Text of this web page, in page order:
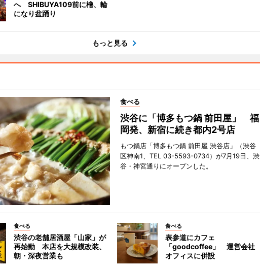
へ SHIBUYA109前に櫓、輪
になり盆踊り
もっと見る
食べる
渋谷に「博多もつ鍋 前田屋」 福
岡発、新宿に続き都内2号店
もつ鍋店「博多もつ鍋 前田屋 渋谷店」（渋谷
区神南1、TEL 03-5593-0734）が7月19日、渋
谷・神宮通りにオープンした。
食べる
渋谷の老舗居酒屋「山家」が
再始動 本店を大規模改装、
朝・深夜営業も
食べる
表参道にカフェ
「goodcoffee」 運営会社
オフィスに併設